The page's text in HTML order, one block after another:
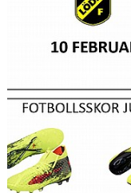
MEDLEMSFÖRMÅNER